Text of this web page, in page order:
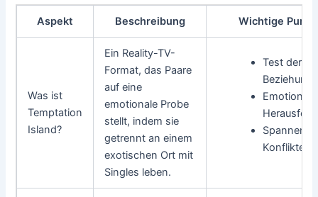
Aspekt Beschreibung Wichtige
Was ist
Temptation
Island?
Ein Reality-TV-
Format, das Paare
auf eine
emotionale Probe
stellt, indem sie
getrennt an einem
exotischen Ort mit
Singles leben.
Test der
Emotionale
Spannende
Konflikte